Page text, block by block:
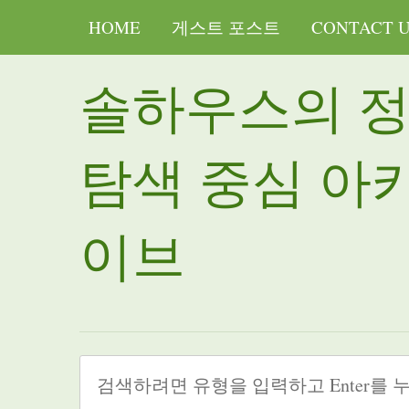
HOME 게스트 포스트 CONTACT
솔하우스의
탐색 중심 아
이브